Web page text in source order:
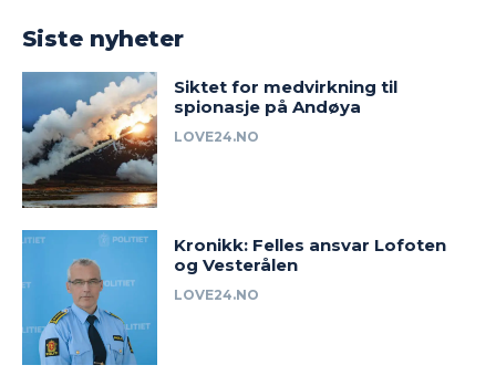
Siste nyheter
Siktet for medvirkning til
spionasje på Andøya
LOVE24.NO
Kronikk: Felles ansvar Lofoten
og Vesterålen
LOVE24.NO